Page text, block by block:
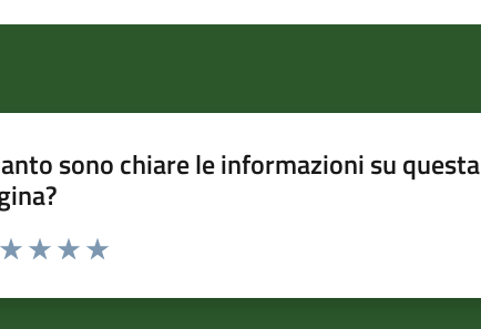
sono chiare le informazioni su questa
da 1 a 5 stelle la pagina